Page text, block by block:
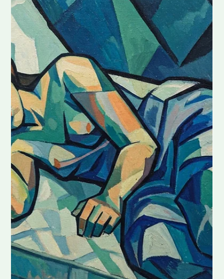
De Beste Slaaphouding: Wat zorgt
voor de meest rustgevende
nachtrust
In onze drukke, moderne levensstijl raakt slaap vaak
op de achtergrond door werk, sociale verplichtingen